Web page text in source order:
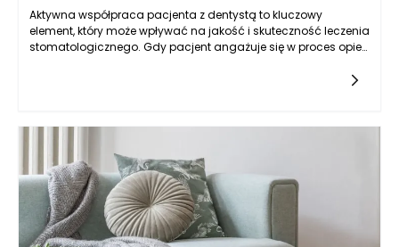
Aktywna współpraca pacjenta z dentystą to kluczowy
element, który może wpływać na jakość i skuteczność leczenia
stomatologicznego. Gdy pacjent angażuje się w proces opieki
problemami stomatologicznymi. Przykładem jest to, że
przestrzegania zaleceń dentysty i regularnych wizyt
kontrolnych, co przekłada się na zmniejszenie występowania
chorób zębów i dziąseł.